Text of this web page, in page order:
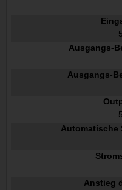
Ausgangs-
Ausgangs-
Automatische
Anstieg